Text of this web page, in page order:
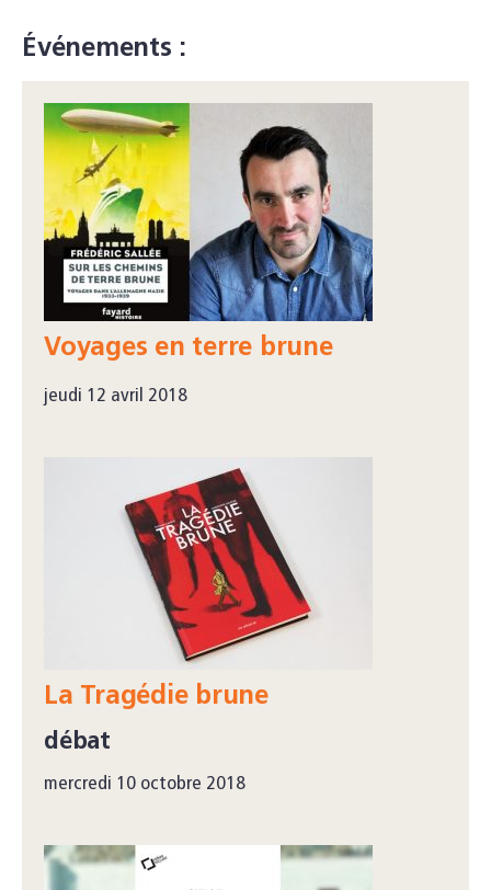
Événements :
Voyages en terre brune
jeudi 12 avril 2018
La Tragédie brune
débat
mercredi 10 octobre 2018